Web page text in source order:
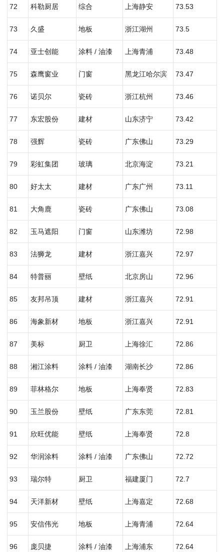
72 科勒厨居 综合 上海静安 73.53
73 久盛 地板 浙江湖州 73.5
74 亚士创能 涂料 / 油漆 上海青浦 73.48
75 森鹰窗业 门窗 黑龙江哈尔滨 73.47
76 诺贝尔 瓷砖 浙江杭州 73.46
77 东宏股份 建材 山东济宁 73.42
78 强辉 瓷砖 广东佛山 73.29
79 彩虹集团 玻璃 北京海淀 73.21
80 好太太 建材 广东广州 73.11
81 大角鹿 瓷砖 广东佛山 73.08
82 玉马遮阳 门窗 山东潍坊 72.98
83 法狮龙 建材 浙江嘉兴 72.97
84 特普丽 壁纸 北京房山 72.96
85 友邦吊顶 建材 浙江嘉兴 72.91
86 海象新材 地板 浙江嘉兴 72.91
87 美标 厨卫 上海徐汇 72.86
88 湘江涂料 涂料 / 油漆 湖南长沙 72.86
89 菲林格尔 地板 上海奉贤 72.83
90 玉兰股份 壁纸 广东东莞 72.81
91 欣旺优能 壁纸 上海奉贤 72.8
92 华润涂料 涂料 / 油漆 广东佛山 72.72
93 瑞尔特 厨卫 福建厦门 72.7
94 天洋新材 壁纸 上海嘉定 72.68
95 安信伟光 地板 上海青浦 72.64
96 庞贝捷 涂料 / 油漆 上海浦东 72.64